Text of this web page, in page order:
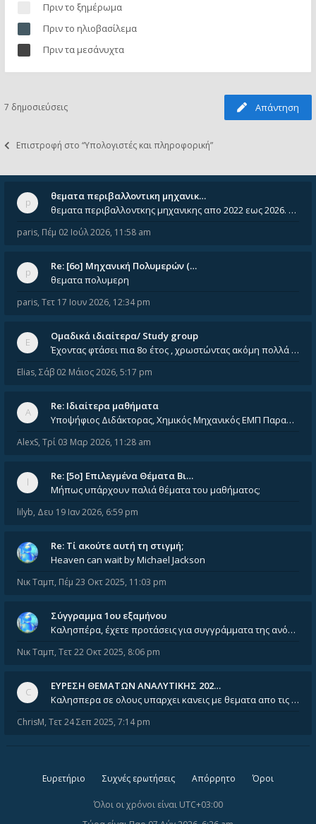
Πριν το ξημέρωμα
Πριν το ηλιοβασίλεμα
Πριν τα μεσάνυχτα
7 δημοσιεύσεις Απάντηση
Επιστροφή στο “Υπολογιστές και πληροφορική”
θεματα περιβαλλοντικη μηχανικ…
θεματα περιβαλλοντκης μηχανικης απο 2022 εως 2026. Δεν ειναι μεσα του Σεπτεμβιου του 2025. Αν τα εχει καποιος ας τα ανε
paris, Πέμ 02 Ιούλ 2026, 11:58 am
Re: [6o] Mηχανική Πολυμερών (…
θεματα πολυμερη
paris, Τετ 17 Ιουν 2026, 12:34 pm
Ομαδικά ιδιαίτερα/ Study group
Έχοντας φτάσει πια 8ο έτος , χρωστώντας ακόμη πολλά και χωρίς καμία όρεξη ούτε να διαβάσω μόνος μου ούτε να παρακολουθήσ
Elias, Σάβ 02 Μάιος 2026, 5:17 pm
Re: Ιδιαίτερα μαθήματα
Υποψήφιος Διδάκτορας, Χημικός Μηχανικός ΕΜΠ Παραδίδω ιδιαίτερα μαθήματα μέσης και ανώτατης εκπαίδευσης σε θετικές και τε
AlexS, Τρί 03 Μαρ 2026, 11:28 am
Re: [5ο] Επιλεγμένα Θέματα Βι…
Μήπως υπάρχουν παλιά θέματα του μαθήματος;
lilyb, Δευ 19 Ιαν 2026, 6:59 pm
Re: Tί ακούτε αυτή τη στιγμή;
Heaven can wait by Michael Jackson
Νικ Ταμπ, Πέμ 23 Οκτ 2025, 11:03 pm
Σύγγραμμα 1ου εξαμήνου
Καλησπέρα, έχετε προτάσεις για συγγράμματα της ανόργανης χημείας? Είμαι ανάμεσα σε Λιοδάκη, Chung και Atkins
Νικ Ταμπ, Τετ 22 Οκτ 2025, 8:06 pm
ΕΥΡΕΣΗ ΘΕΜΑΤΩΝ ΑΝΑΛΥΤΙΚΗΣ 202…
Καλησπερα σε ολους υπαρχει κανεις με θεματα απο τις εξετασεις του ιουνιου και σεπτεμβρίου για την αναλυτικη χημεια
ChrisM, Τετ 24 Σεπ 2025, 7:14 pm
Ευρετήριο Συχνές ερωτήσεις Απόρρητο Όροι
Όλοι οι χρόνοι είναι UTC+03:00